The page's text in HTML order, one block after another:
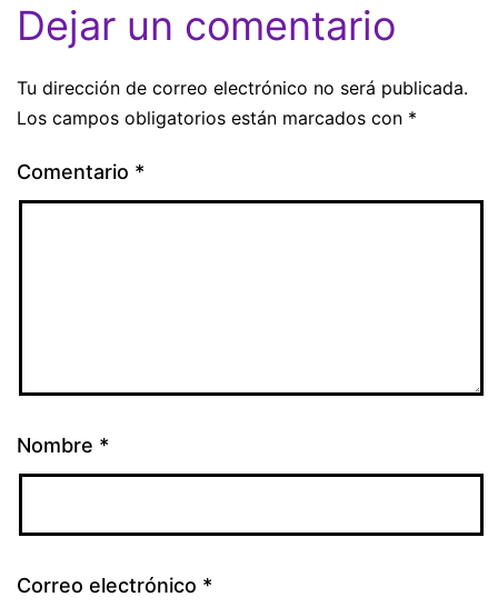
Dejar un comentario
Tu dirección de correo electrónico no será publicada.
Los campos obligatorios están marcados con *
Comentario *
Nombre *
Correo electrónico *